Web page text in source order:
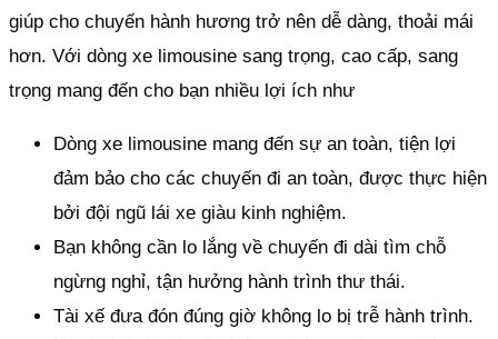
giúp cho chuyến hành hương trở nên dễ dàng, thoải mái
hơn. Với dòng xe limousine sang trọng, cao cấp, sang
trọng mang đến cho bạn nhiều lợi ích như
Dòng xe limousine mang đến sự an toàn, tiện lợi
đảm bảo cho các chuyến đi an toàn, được thực hiện
bởi đội ngũ lái xe giàu kinh nghiệm.
Bạn không cần lo lắng về chuyến đi dài tìm chỗ
ngừng nghỉ, tận hưởng hành trình thư thái.
Tài xế đưa đón đúng giờ không lo bị trễ hành trình.